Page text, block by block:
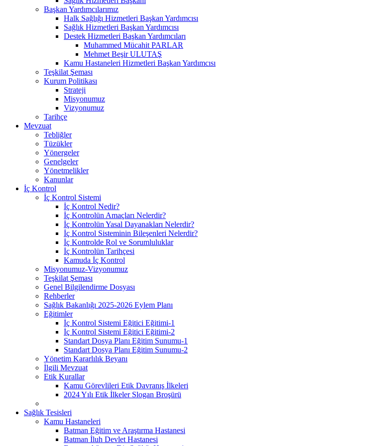
Başkan Yardımcılarımız
Halk Sağlığı Hizmetleri Başkan Yardımcısı
Sağlık Hizmetleri Başkan Yardımcısı
Destek Hizmetleri Başkan Yardımcıları
Muhammed Mücahit PARLAR
Mehmet Beşir ULUTAŞ
Kamu Hastaneleri Hizmetleri Başkan Yardımcısı
Teşkilat Şeması
Kurum Politikası
Strateji
Misyonumuz
Vizyonumuz
Tarihçe
Mevzuat
Tebliğler
Tüzükler
Yönergeler
Genelgeler
Yönetmelikler
Kanunlar
İç Kontrol
İç Kontrol Sistemi
İç Kontrol Nedir?
İç Kontrolün Amaçları Nelerdir?
İç Kontrolün Yasal Dayanakları Nelerdir?
İç Kontrol Sisteminin Bileşenleri Nelerdir?
İç Kontrolde Rol ve Sorumluluklar
İç Kontrolün Tarihçesi
Kamuda İç Kontrol
Misyonumuz-Vizyonumuz
Teşkilat Şeması
Genel Bilgilendirme Dosyası
Rehberler
Sağlık Bakanlığı 2025-2026 Eylem Planı
Eğitimler
İç Kontrol Sistemi Eğitici Eğitimi-1
İç Kontrol Sistemi Eğitici Eğitimi-2
Standart Dosya Planı Eğitim Sunumu-1
Standart Dosya Planı Eğitim Sunumu-2
Yönetim Kararlılık Beyanı
İlgili Mevzuat
Etik Kurallar
Kamu Görevlileri Etik Davranış İlkeleri
2024 Yılı Etik İlkeler Slogan Broşürü
Sağlık Tesisleri
Kamu Hastaneleri
Batman Eğitim ve Araştırma Hastanesi
Batman İluh Devlet Hastanesi